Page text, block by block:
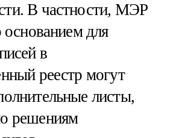
В частности, МЭР
основанием для
в
реестр могут
листы,
решениям